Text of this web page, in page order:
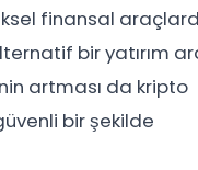
finansal
bir yatırım
artması da kripto
bir şekilde